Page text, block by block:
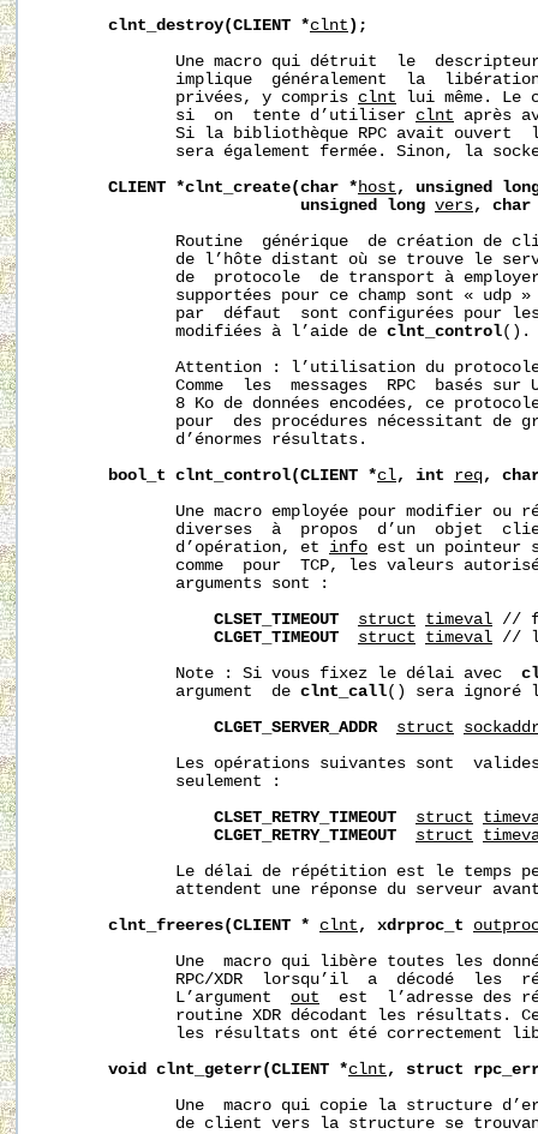
clnt_destroy(CLIENT *clnt );
Une macro qui détruit  le
implique  généralement  la
              privées, y compris
clnt lui même. Le
              si  on  tente d’utiliser
clnt après
Si la bibliothèque RPC avait ouvert
sera également fermée. Sinon, la
CLIENT *clnt_create(char * host , unsigned
unsigned
long vers,
char
Routine  générique  de création de
de l’hôte distant où se trouve le
de  protocole  de transport à
supportées pour ce champ sont « udp
par  défaut  sont configurées pour
              modifiées à l’aide de
clnt_control().
Attention : l’utilisation du
Comme  les  messages  RPC  basés sur
8 Ko de données encodées, ce
pour  des procédures nécessitant de
              d’énormes résultats.
bool_t clnt_control(CLIENT *cl, int req,
Une macro employée pour modifier ou
diverses  à  propos  d’un  objet
              d’opération, et
info est un pointeur
comme  pour  TCP, les valeurs
              arguments sont :
CLSET_TIMEOUT
struct timeval //
CLGET_TIMEOUT
struct timeval //
              Note : Si vous fixez le délai avec
              argument  de
clnt_call() sera ignoré
CLGET_SERVER_ADDR
struct
Les opérations suivantes sont
              seulement :
CLSET_RETRY_TIMEOUT
struct
CLGET_RETRY_TIMEOUT
struct
Le délai de répétition est le temps
attendent une réponse du serveur
clnt_freeres(CLIENT * clnt , xdrproc_t
Une  macro qui libère toutes les
RPC/XDR  lorsqu’il  a  décodé  les
              L’argument
out
est  l’adresse des
routine XDR décodant les résultats.
les résultats ont été correctement
void
clnt_geterr(CLIENT *clnt , struct
Une  macro qui copie la structure
de client vers la structure se